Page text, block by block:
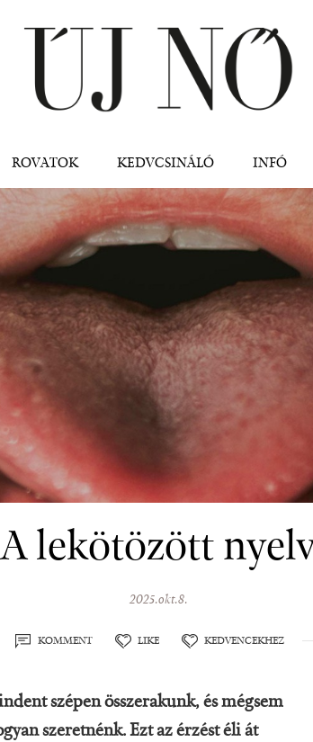
ROVATOK KEDVCSINÁLÓ INFÓ
A lekötözött
2025.okt.8.
KOMMENT LIKE KEDVENCEKHEZ
szépen összerakunk, és mégsem
szeretnénk. Ezt az érzést éli át